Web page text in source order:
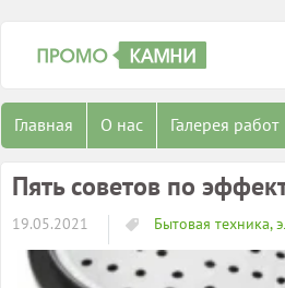
Главная О нас Галерея работ
Пять советов по
19.05.2021 Бытовая техника,